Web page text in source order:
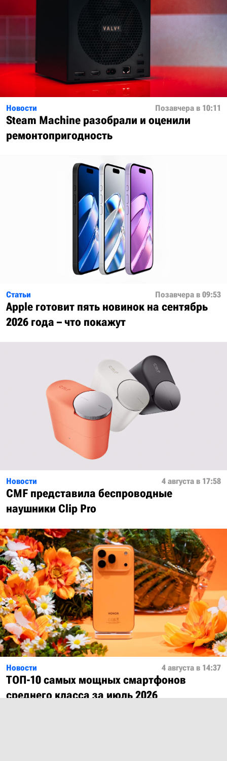
Новости Позавчера в 10:11
Steam Machine разобрали и оценили
ремонтопригодность
Статьи Позавчера в 09:53
Apple готовит пять новинок на сентябрь
2026 года – что покажут
Новости 4 августа в 17:58
CMF представила беспроводные
наушники Clip Pro
Новости 4 августа в 14:37
ТОП-10 самых мощных смартфонов
среднего класса за июль 2026